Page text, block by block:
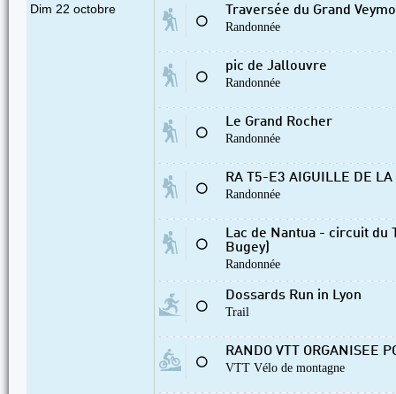
Dim 22 octobre
⚪
Traversée du Grand
Randonnée
⚪
pic de Jallouvre
Randonnée
⚪
Le Grand Rocher
Randonnée
⚪
RA T5-E3 AIGUILLE DE
Randonnée
⚪
Lac de Nantua - circuit du
Bugey)
Randonnée
⚪
Dossards Run in Lyon
Trail
⚪
RANDO VTT ORGANISEE
VTT Vélo de montagne